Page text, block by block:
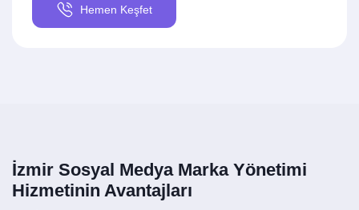
Hemen Keşfet
İzmir Sosyal Medya Marka Yönetimi
Hizmetinin Avantajları